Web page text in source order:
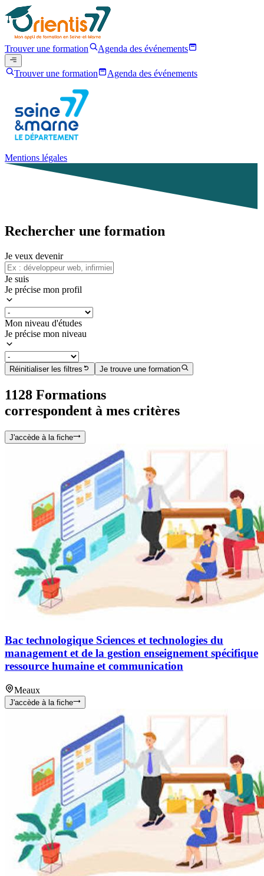
Trouver une formation Agenda des événements
Trouver une formation Agenda des événements
Mentions légales
Rechercher une formation
Je veux devenir
Je suis
Je précise mon profil
Mon niveau d'études
Je précise mon niveau
Réinitialiser les filtres Je trouve une formation
1128 Formations
correspondent à mes critères
J'accède à la fiche
Bac technologique Sciences et technologies du
management et de la gestion enseignement spécifique
ressource humaine et communication
Meaux
J'accède à la fiche